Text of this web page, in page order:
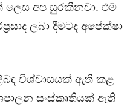
අප සුරකිනවා. එම
ලබා දීමටද අපේක්ෂා
විශ්වාසයක් ඇති කළ
සංස්කෘතියක් ඇති